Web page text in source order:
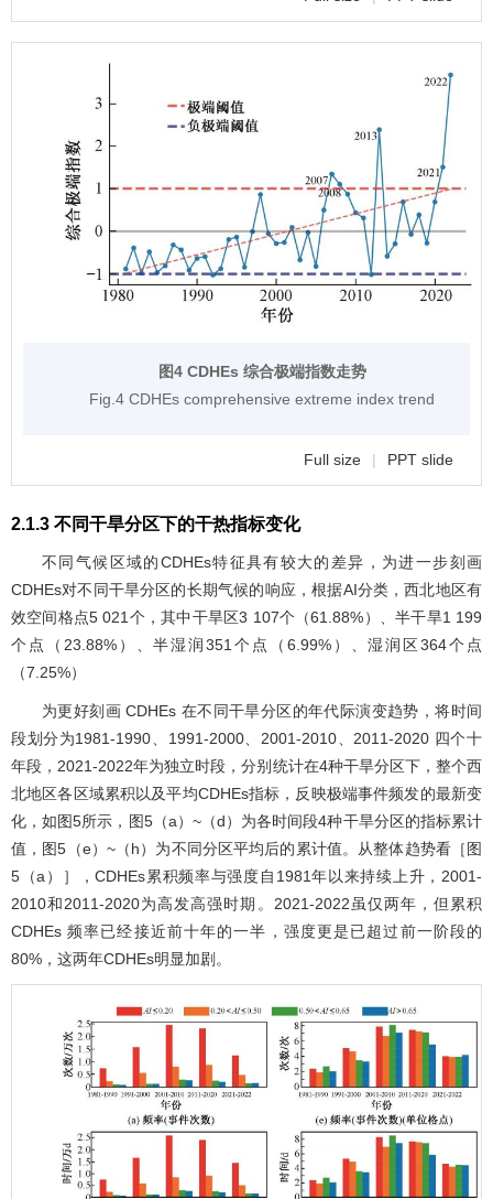
图4 CDHEs 综合极端指数走势
Fig.4 CDHEs comprehensive extreme index trend
Full size | PPT slide
2.1.3 不同干旱分区下的干热指标变化
不同气候区域的CDHEs特征具有较大的差异，为进一步刻画
CDHEs对不同干旱分区的长期气候的响应，根据AI分类，西北地区有
效空间格点5 021个，其中干旱区3 107个（61.88%）、半干旱1 199
个点（23.88%）、半湿润351个点（6.99%）、湿润区364个点
（7.25%）
为更好刻画 CDHEs 在不同干旱分区的年代际演变趋势，将时间
段划分为1981-1990、1991-2000、2001-2010、2011-2020 四个十
年段，2021-2022年为独立时段，分别统计在4种干旱分区下，整个西
北地区各区域累积以及平均CDHEs指标，反映极端事件频发的最新变
化，如图5所示， 图5（a）~（d）为各时间段4种干旱分区的指标累计
值， 图5 （e）~（h）为不同分区平均后的累计值。从整体趋势看［ 图
5 （a）］，CDHEs累积频率与强度自1981年以来持续上升，2001-
2010和2011-2020为高发高强时期。2021-2022虽仅两年，但累积
CDHEs 频率已经接近前十年的一半，强度更是已超过前一阶段的
80%，这两年CDHEs明显加剧。